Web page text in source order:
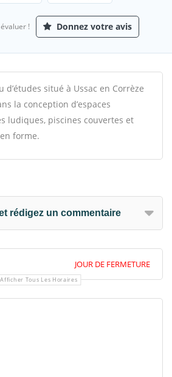
! Donnez votre avis
d’études situé à Ussac en Corrèze
la conception d’espaces
ludiques, piscines couvertes et
forme.
rédigez un commentaire
JOUR DE FERMETURE
Afficher Tous Les Horaires